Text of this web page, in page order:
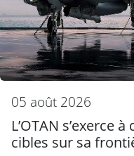
05 août 2026
L’OTAN s’exerce
cibles sur sa